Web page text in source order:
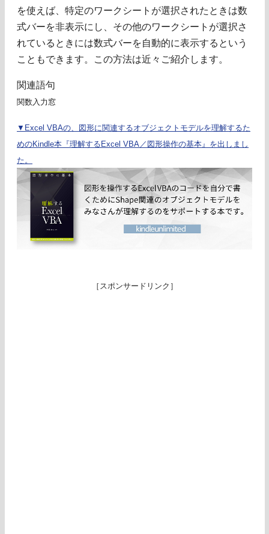
を使えば、特定のワークシートが選択されたときは数
式バーを非表示にし、その他のワークシートが選択さ
れているときには数式バーを自動的に表示するという
こともできます。この方法は近々ご紹介します。
関連語句
関数入力窓
▼Excel VBAの、図形に関連するオブジェクトモデルを理解するた
めのKindle本『理解するExcel VBA／図形操作の基本』を出しまし
た。
［スポンサードリンク］